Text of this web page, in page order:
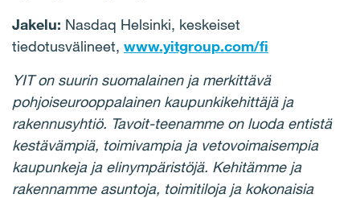
Jakelu: Nasdaq Helsinki, keskeiset
tiedotusvälineet, www.yitgroup.com/fi
YIT on suurin suomalainen ja merkittävä
pohjoiseurooppalainen kaupunkikehittäjä ja
rakennusyhtiö. Tavoit-teenamme on luoda entistä
kestävämpiä, toimivampia ja vetovoimaisempia
kaupunkeja ja elinympäristöjä. Kehitämme ja
rakennamme asuntoja, toimitiloja ja kokonaisia